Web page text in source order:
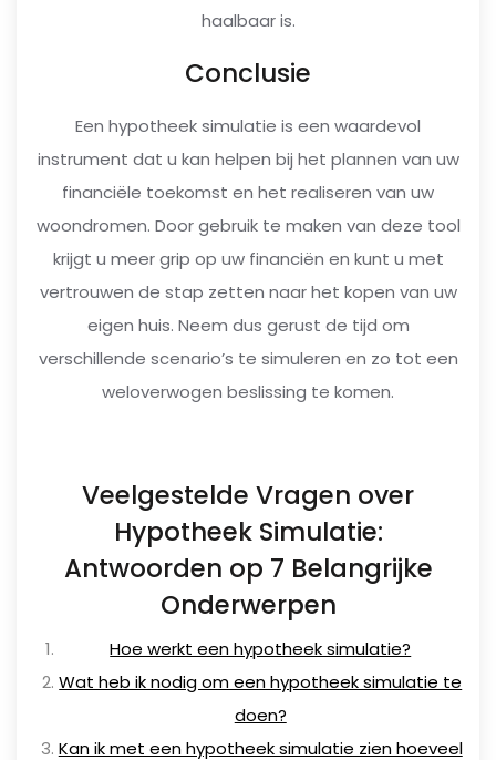
haalbaar is.
Conclusie
Een hypotheek simulatie is een waardevol
instrument dat u kan helpen bij het plannen van uw
financiële toekomst en het realiseren van uw
woondromen. Door gebruik te maken van deze tool
krijgt u meer grip op uw financiën en kunt u met
vertrouwen de stap zetten naar het kopen van uw
eigen huis. Neem dus gerust de tijd om
verschillende scenario’s te simuleren en zo tot een
weloverwogen beslissing te komen.
Veelgestelde Vragen over
Hypotheek Simulatie:
Antwoorden op 7 Belangrijke
Onderwerpen
Hoe werkt een hypotheek simulatie?
Wat heb ik nodig om een hypotheek simulatie te
doen?
Kan ik met een hypotheek simulatie zien hoeveel